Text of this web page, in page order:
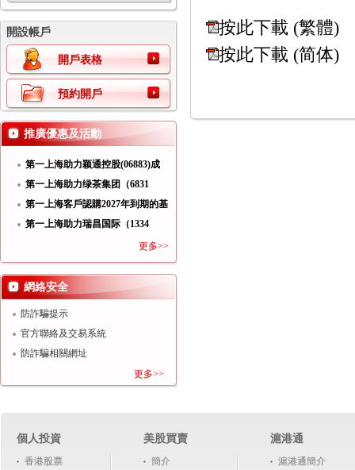
開設帳戶
開戶表格
預約開戶
推廣優惠及活動
第一上海助力颖通控股(06883)成
功
第一上海助力绿茶集团（6831
HK）
第一上海客戶認購2027年到期的基
第一上海助力瑞昌国际（1334
更多>>
網絡安全
防詐騙提示
官方聯絡及交易系統
防詐騙相關網址
更多>>
按此下載 (繁體)
按此下載 (简体)
個人投資
香港股票
美股買賣
簡介
滬港通
滬港通簡介